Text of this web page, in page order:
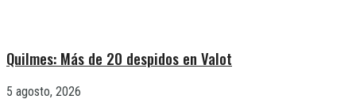
Quilmes: Más de 20 despidos en Valot
5 agosto, 2026